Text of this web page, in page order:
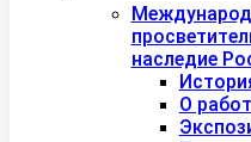
наследие
О